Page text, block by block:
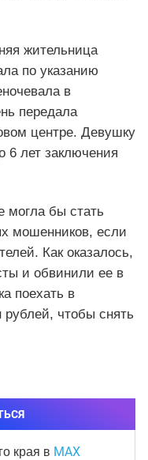
жительница
по указанию
в
передала
центре. Девушку
6 лет заключения
могла бы стать
мошенников, если
Как оказалось,
и обвинили ее в
поехать в
чтобы снять
края в MAX